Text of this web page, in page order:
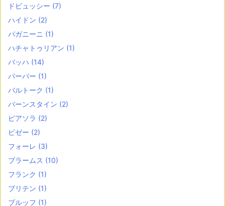
ドビュッシー (7)
ハイドン (2)
パガニーニ (1)
ハチャトゥリアン (1)
バッハ (14)
バーバー (1)
バルトーク (1)
バーンスタイン (2)
ピアソラ (2)
ビゼー (2)
フォーレ (3)
ブラームス (10)
フランク (1)
ブリテン (1)
ブルッフ (1)